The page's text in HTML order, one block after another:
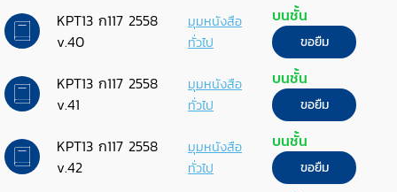
KPT13 ก117 2558
v.40
มุมหนังสือ
ทั่วไป
บนชั้น
ขอยืม
KPT13 ก117 2558
v.41
มุมหนังสือ
ทั่วไป
บนชั้น
ขอยืม
KPT13 ก117 2558
v.42
มุมหนังสือ
ทั่วไป
บนชั้น
ขอยืม